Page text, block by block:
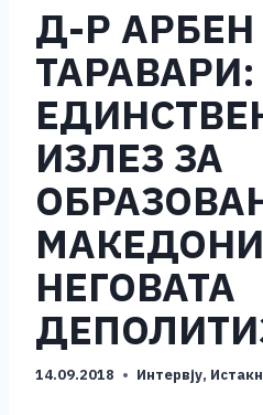
Д-Р АРБЕН
ТАРАВАРИ:
ИЗЛЕЗ ЗА
НЕГОВАТА
14.09.2018 Интервју,